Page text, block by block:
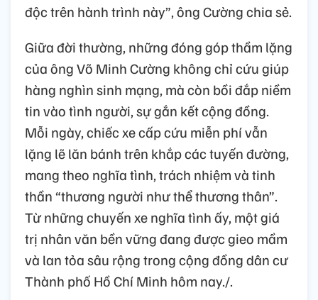
độc trên hành trình này”, ông Cường chia sẻ.
Giữa đời thường, những đóng góp thầm lặng
của ông Võ Minh Cường không chỉ cứu giúp
hàng nghìn sinh mạng, mà còn bồi đắp niềm
tin vào tình người, sự gắn kết cộng đồng.
Mỗi ngày, chiếc xe cấp cứu miễn phí vẫn
lặng lẽ lăn bánh trên khắp các tuyến đường,
mang theo nghĩa tình, trách nhiệm và tinh
thần “thương người như thể thương thân”.
Từ những chuyến xe nghĩa tình ấy, một giá
trị nhân văn bền vững đang được gieo mầm
và lan tỏa sâu rộng trong cộng đồng dân cư
Thành phố Hồ Chí Minh hôm nay./.